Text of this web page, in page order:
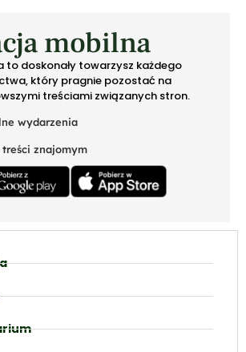
mobilna
to doskonały towarzysz każdego
który pragnie pozostać na
treściami związanych stron.
wydarzenia
znajomym